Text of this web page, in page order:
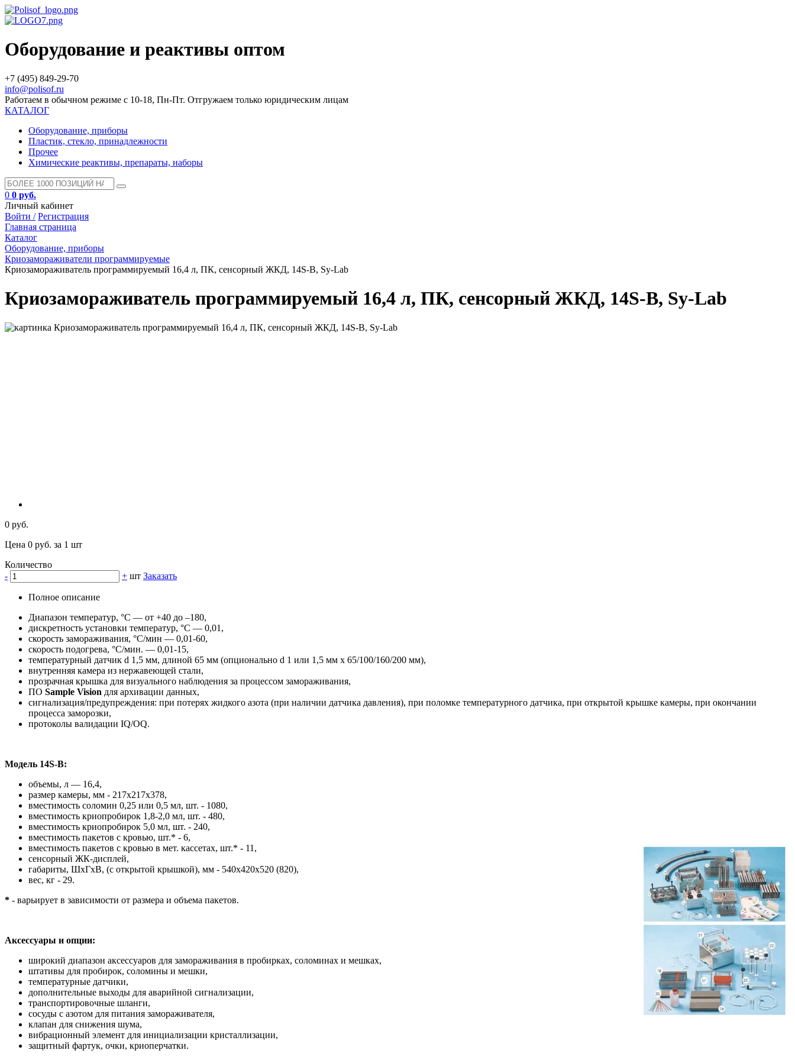
Оборудование и реактивы оптом
+7 (495) 849-29-70
info@polisof.ru
Работаем в обычном режиме с 10-18, Пн-Пт. Отгружаем только юридическим лицам
КАТАЛОГ
Оборудование, приборы
Пластик, стекло, принадлежности
Прочее
Химические реактивы, препараты, наборы
0 0 руб.
Личный кабинет
Войти / Регистрация
Главная страница
Каталог
Оборудование, приборы
Криозамораживатели программируемые
Криозамораживатель программируемый 16,4 л, ПК, сенсорный ЖКД, 14S-B, Sy-Lab
Криозамораживатель программируемый 16,4 л, ПК, сенсорный ЖКД, 14S-B, Sy-Lab
0 руб.
Цена 0 руб. за 1 шт
Количество
-
+ шт Заказать
Полное описание
Диапазон температур, °С — от +40 до –180,
дискретность установки температур, °С — 0,01,
скорость замораживания, °С/мин — 0,01-60,
скорость подогрева, °С/мин. — 0,01-15,
температурный датчик d 1,5 мм, длиной 65 мм (опционально d 1 или 1,5 мм х 65/100/160/200 мм),
внутренняя камера из нержавеющей стали,
прозрачная крышка для визуального наблюдения за процессом замораживания,
ПО Sample Vision для архивации данных,
сигнализация/предупреждения: при потерях жидкого азота (при наличии датчика давления), при поломке температурного датчика, при открытой крышке камеры, при окончании
процесса заморозки,
протоколы валидации IQ/OQ.
Модель 14S-B:
объемы, л — 16,4,
размер камеры, мм - 217х217х378,
вместимость соломин 0,25 или 0,5 мл, шт. - 1080,
вместимость криопробирок 1,8-2,0 мл, шт. - 480,
вместимость криопробирок 5,0 мл, шт. - 240,
вместимость пакетов с кровью, шт.* - 6,
вместимость пакетов с кровью в мет. кассетах, шт.* - 11,
сенсорный ЖК-дисплей,
габариты, ШхГхВ, (с открытой крышкой), мм - 540х420х520 (820),
вес, кг - 29.
* - варьирует в зависимости от размера и объема пакетов.
Аксессуары и опции:
широкий диапазон аксессуаров для замораживания в пробирках, соломинах и мешках,
штативы для пробирок, соломины и мешки,
температурные датчики,
дополнительные выходы для аварийной сигнализации,
транспортировочные шланги,
сосуды с азотом для питания замораживателя,
клапан для снижения шума,
вибрационный элемент для инициализации кристаллизации,
защитный фартук, очки, криоперчатки.